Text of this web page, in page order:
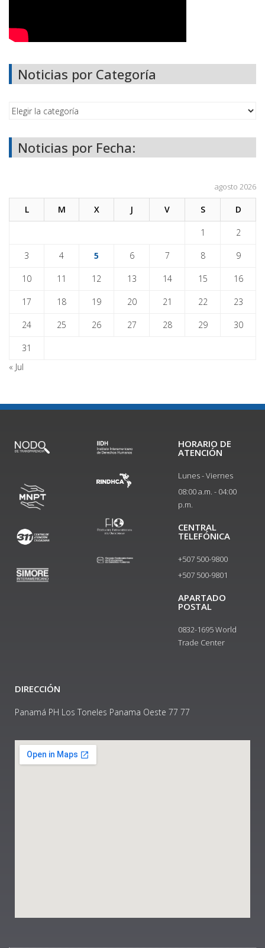
Noticias por Categoría
Noticias por Fecha:
agosto 2026
L M X J V S D
1 2
3 4 5 6 7 8 9
10 11 12 13 14 15 16
17 18 19 20 21 22 23
24 25 26 27 28 29 30
31
« Jul
HORARIO DE
ATENCIÓN
Lunes - Viernes
08:00 a.m. - 04:00
p.m.
CENTRAL
TELEFÓNICA
+507 500-9800
+507 500-9801​
APARTADO
POSTAL
0832-1695 World
Trade Center
DIRECCIÓN
Panamá PH Los Toneles Panama Oeste 77 77